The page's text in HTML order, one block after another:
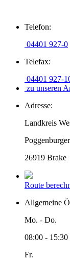
Inhalt
Telefon:
04401 927-0
Telefax:
04401 927-
zu unseren
Adresse:
Landkreis
26919 Brake
Route
Allgemeine
Mo. - Do.
08:00 -
Fr.